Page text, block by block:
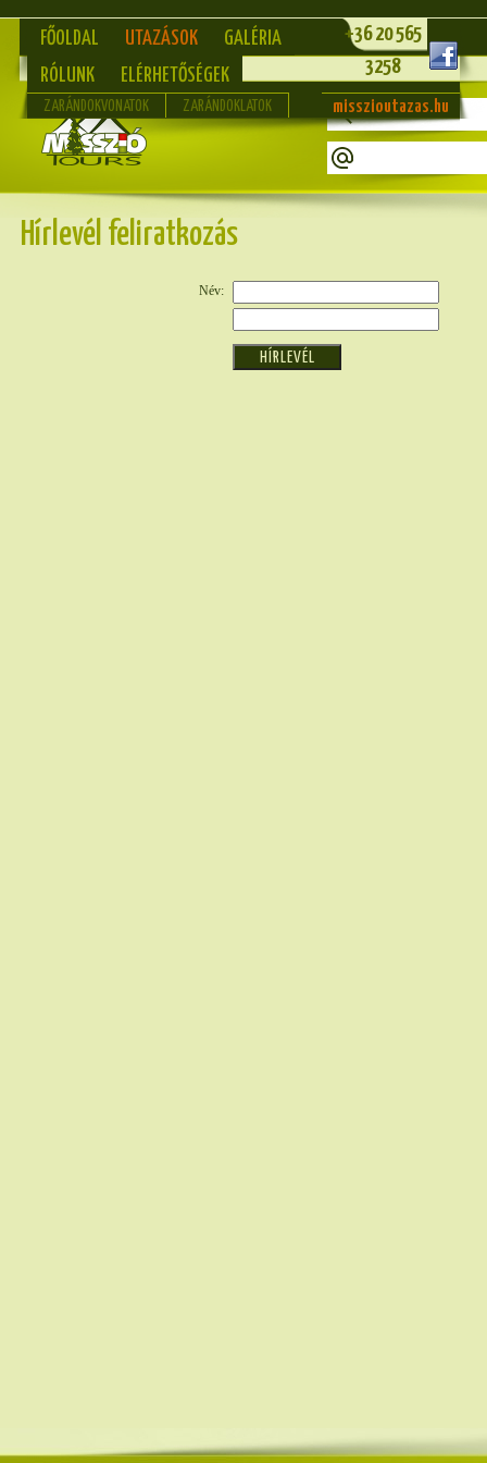
FŐOLDAL UTAZÁSOK
GALÉRIA
RÓLUNK
ELÉRHETŐSÉGEK
+36 20 565
3258
ZARÁNDOKVONATOK ZARÁNDOKLATOK misszioutazas.hu
Hírlevél feliratkozás
Név: